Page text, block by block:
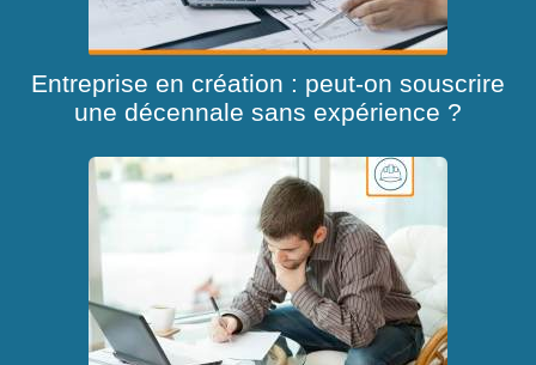
Entreprise en création : peut-on souscrire
une décennale sans expérience ?